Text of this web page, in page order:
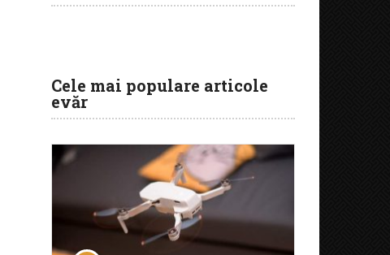
Cele mai populare articole
evăr